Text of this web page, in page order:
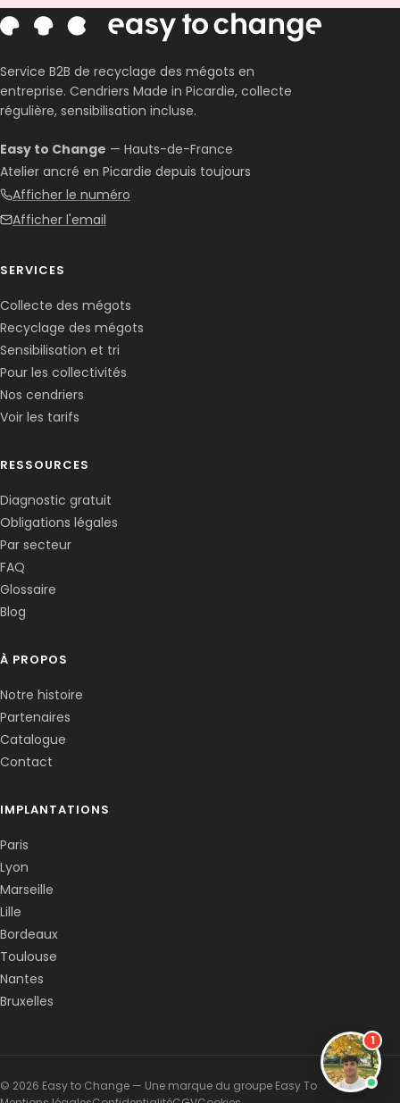
Service B2B de recyclage des mégots en
entreprise. Cendriers Made in Picardie, collecte
régulière, sensibilisation incluse.
Easy to Change — Hauts-de-France
Atelier ancré en Picardie depuis toujours
Afficher le numéro
Afficher l'email
SERVICES
Collecte des mégots
Recyclage des mégots
Sensibilisation et tri
Pour les collectivités
Nos cendriers
Voir les tarifs
RESSOURCES
Diagnostic gratuit
Obligations légales
Par secteur
FAQ
Glossaire
Blog
À PROPOS
Notre histoire
Partenaires
Catalogue
Contact
IMPLANTATIONS
Paris
Lyon
Marseille
Lille
Bordeaux
Toulouse
Nantes
Bruxelles
© 2026 Easy to Change — Une marque du groupe Easy To
1
Corentin · Easy to Change